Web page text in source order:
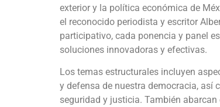
exterior y la política económica de
el reconocido periodista y escritor
participativo, cada ponencia y panel
soluciones innovadoras y efectivas.
Los temas estructurales incluyen
y defensa de nuestra democracia, así
seguridad y justicia. También